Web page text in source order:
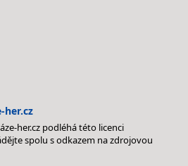
her.cz
her.cz podléhá této licenci
spolu s odkazem na zdrojovou